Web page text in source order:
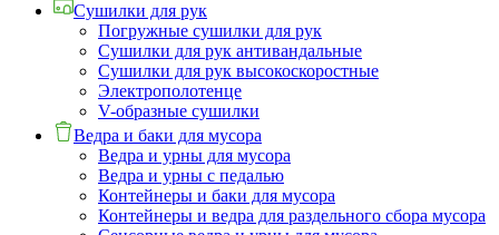
Сушилки для рук
Погружные сушилки для рук
Сушилки для рук антивандальные
Сушилки для рук высокоскоростные
Электрополотенце
V-образные сушилки
Ведра и баки для мусора
Ведра и урны для мусора
Ведра и урны с педалью
Контейнеры и баки для мусора
Контейнеры и ведра для раздельного сбора мусора